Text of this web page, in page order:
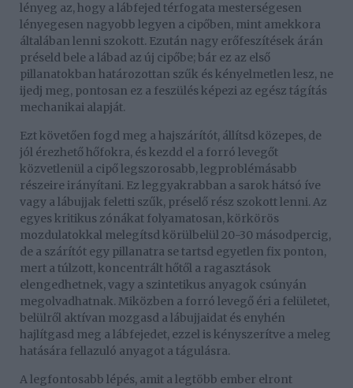
lényeg az, hogy a lábfejed térfogata mesterségesen
lényegesen nagyobb legyen a cipőben, mint amekkora
általában lenni szokott. Ezután nagy erőfeszítések árán
préseld bele a lábad az új cipőbe; bár ez az első
pillanatokban határozottan szűk és kényelmetlen lesz, ne
ijedj meg, pontosan ez a feszülés képezi az egész tágítás
mechanikai alapját.
Ezt követően fogd meg a hajszárítót, állítsd közepes, de
jól érezhető hőfokra, és kezdd el a forró levegőt
közvetlenül a cipő legszorosabb, legproblémásabb
részeire irányítani. Ez leggyakrabban a sarok hátsó íve
vagy a lábujjak feletti szűk, préselő rész szokott lenni. Az
egyes kritikus zónákat folyamatosan, körkörös
mozdulatokkal melegítsd körülbelül 20-30 másodpercig,
de a szárítót egy pillanatra se tartsd egyetlen fix ponton,
mert a túlzott, koncentrált hőtől a ragasztások
elengedhetnek, vagy a szintetikus anyagok csúnyán
megolvadhatnak. Miközben a forró levegő éri a felületet,
belülről aktívan mozgasd a lábujjaidat és enyhén
hajlítgasd meg a lábfejedet, ezzel is kényszerítve a meleg
hatására fellazuló anyagot a tágulásra.
A legfontosabb lépés, amit a legtöbb ember elront